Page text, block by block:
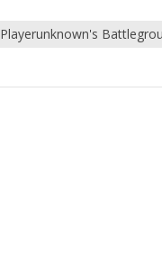
Playerunknown's